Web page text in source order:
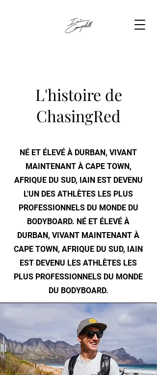
L'histoire de
ChasingRed
NÉ ET ÉLEVÉ À DURBAN, VIVANT
MAINTENANT À CAPE TOWN,
AFRIQUE DU SUD, IAIN EST DEVENU
L'UN DES ATHLÈTES LES PLUS
PROFESSIONNELS DU MONDE DU
BODYBOARD. NÉ ET ÉLEVÉ À
DURBAN, VIVANT MAINTENANT À
CAPE TOWN, AFRIQUE DU SUD, IAIN
EST DEVENU LES ATHLÈTES LES
PLUS PROFESSIONNELS DU MONDE
DU BODYBOARD.